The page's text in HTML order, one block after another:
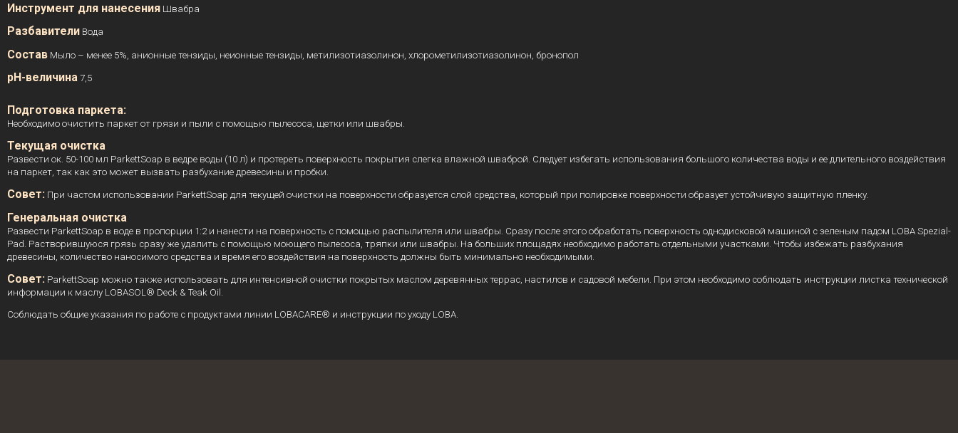
Инструмент для нанесения Швабра
Разбавители Вода
Состав Мыло – менее 5%, анионные тензиды, неионные тензиды, метилизотиазолинон, хлорометилизотиазолинон, бронопол
pH-величина 7,5
Подготовка паркета:
Необходимо очистить паркет от грязи и пыли с помощью пылесоса, щетки или швабры.
Текущая очистка
Развести ок. 50-100 мл ParkettSoap в ведре воды (10 л) и протереть поверхность покрытия слегка влажной шваброй. Следует избегать использования большого количества воды и ее длительного воздействия
на паркет, так как это может вызвать разбухание древесины и пробки.
Совет: При частом использовании ParkettSoap для текущей очистки на поверхности образуется слой средства, который при полировке поверхности образует устойчивую защитную пленку.
Генеральная очистка
Развести ParkettSoap в воде в пропорции 1:2 и нанести на поверхность с помощью распылителя или швабры. Сразу после этого обработать поверхность однодисковой машиной с зеленым падом LOBA Spezial-
Pad. Растворившуюся грязь сразу же удалить с помощью моющего пылесоса, тряпки или швабры. На больших площадях необходимо работать отдельными участками. Чтобы избежать разбухания
древесины, количество наносимого средства и время его воздействия на поверхность должны быть минимально необходимыми.
Совет: ParkettSoap можно также использовать для интенсивной очистки покрытых маслом деревянных террас, настилов и садовой мебели. При этом необходимо соблюдать инструкции листка технической
информации к маслу LOBASOL® Deck & Teak Oil.
Соблюдать общие указания по работе с продуктами линии LOBACARE® и инструкции по уходу LOBA.